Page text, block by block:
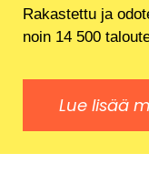
Rakastettu ja
noin 14 500
Lue lisää